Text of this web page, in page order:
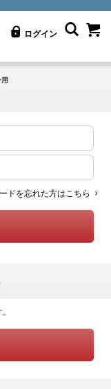
ログイン
ドを忘れた方はこちら